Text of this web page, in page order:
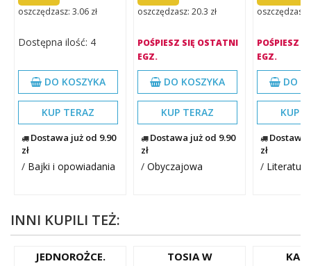
oszczędzasz: 3.06 zł
Dostępna ilość: 4
DO KOSZYKA
KUP TERAZ
Dostawa już od 9.90
zł
/ Bajki i opowiadania
oszczędzasz: 20.3 zł
POŚPIESZ SIĘ OSTATNI
EGZ.
DO KOSZYKA
KUP TERAZ
Dostawa już od 9.90
zł
/ Obyczajowa
oszczędzasz:
POŚPIESZ
EGZ.
DO
KUP
Dostawa
zł
/
INNI KUPILI TEŻ:
JEDNOROŻCE.
TOSIA W